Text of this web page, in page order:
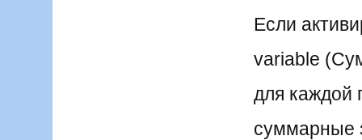
Если
variable
для каждой
суммарные